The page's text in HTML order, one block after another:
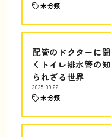
未分類
配管のドクターに聞
くトイレ排水管の知
られざる世界
2025.09.22
未分類